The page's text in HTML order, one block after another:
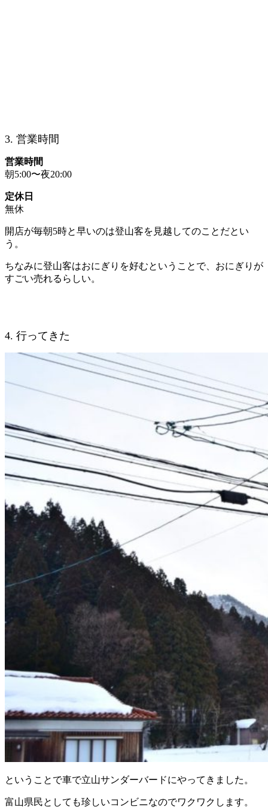
3. 営業時間
営業時間
朝5:00〜夜20:00
定休日
無休
開店が毎朝5時と早いのは登山客を見越してのことだとい
う。
ちなみに登山客はおにぎりを好むということで、おにぎりが
すごい売れるらしい。
4. 行ってきた
ということで車で立山サンダーバードにやってきました。
富山県民としても珍しいコンビニなのでワクワクします。